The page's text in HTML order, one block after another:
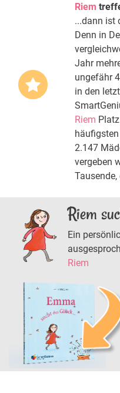
Riem
...dann ist
Denn in
Jahr
ungefähr
in den
Riem
2.147
vergeben
Riem
Ein
Riem